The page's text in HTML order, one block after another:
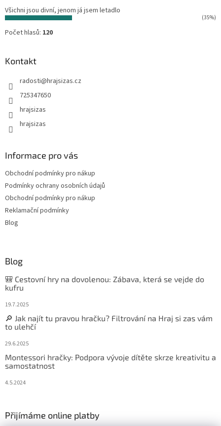
Všichni jsou divní, jenom já jsem letadlo
(35%)
Počet hlasů: 120
Kontakt
radosti@hrajsizas.cz
725347650
hrajsizas
hrajsizas
Informace pro vás
Obchodní podmínky pro nákup
Podmínky ochrany osobních údajů
Obchodní podmínky pro nákup
Reklamační podmínky
Blog
Blog
🎒 Cestovní hry na dovolenou: Zábava, která se vejde do
kufru
19.7.2025
🔎 Jak najít tu pravou hračku? Filtrování na Hraj si zas vám
to ulehčí
29.6.2025
Montessori hračky: Podpora vývoje dítěte skrze kreativitu a
samostatnost
4.5.2024
Přijímáme online platby